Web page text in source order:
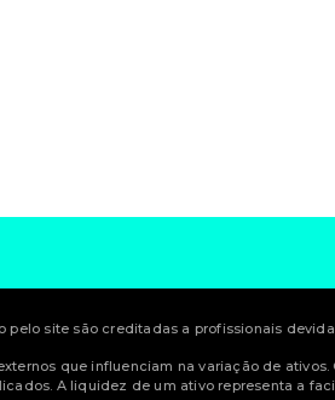
pelo site são creditadas a profissionais
que influenciam na variação de
A liquidez de um ativo representa a